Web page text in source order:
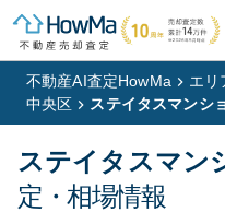
不動産AI査定HowMa エリ
中央区
ステイタスマンシ
ステイタスマン
定・相場情報